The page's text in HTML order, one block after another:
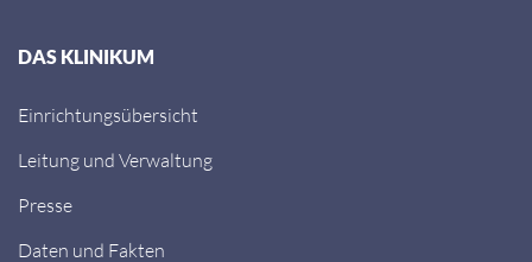
DAS KLINIKUM
Einrichtungsübersicht
Leitung und Verwaltung
Presse
Daten und Fakten